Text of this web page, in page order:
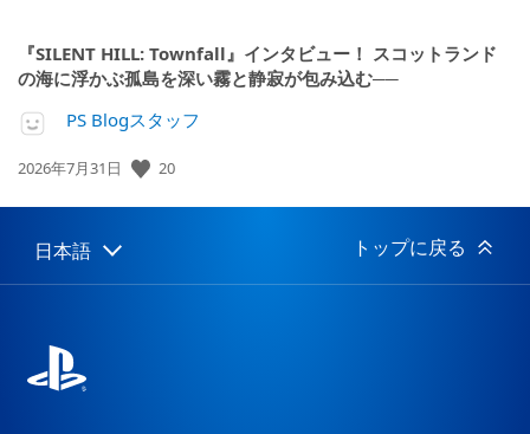
『SILENT HILL: Townfall』インタビュー！ スコットランド
の海に浮かぶ孤島を深い霧と静寂が包み込む──
PS Blogスタッフ
公
日:
2026年7月31日 20
Select
a
Current
region:
日本語 トップに戻る